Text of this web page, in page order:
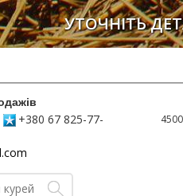
УТОЧНІТЬ
+380 67 825-77-